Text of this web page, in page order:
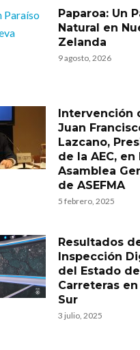
Paparoa: Un
Natural en
Zelanda
9 agosto, 2026
Intervención
Juan
Lazcano,
de la AEC, en
Asamblea
de ASEFMA
5 febrero, 2025
Resultados
Inspección
del Estado
Carreteras en
Sur
3 julio, 2025